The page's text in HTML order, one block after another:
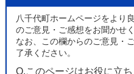
八千代町ホームページをより
のご意見・ご感想をお聞かせく
なお、この欄からのご意見・
了承ください。
Q.このページはお役に立ち